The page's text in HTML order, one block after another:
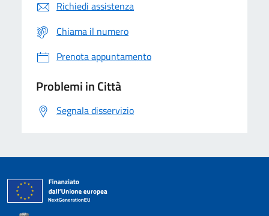
Richiedi assistenza
Chiama il numero
Prenota appuntamento
Problemi in Città
Segnala disservizio